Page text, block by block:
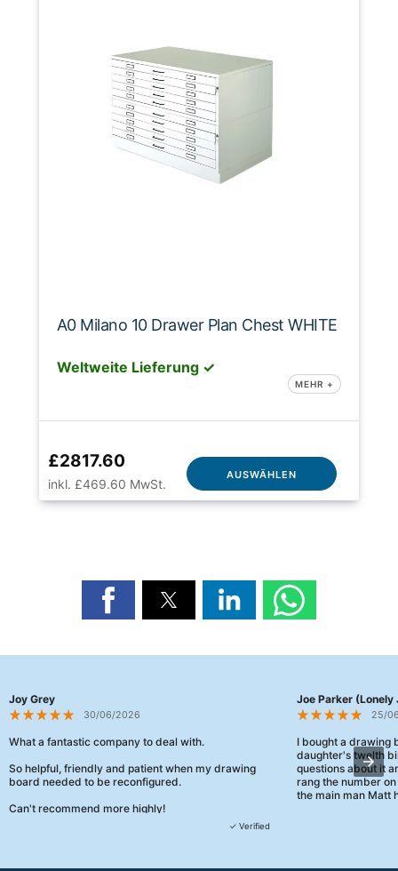
A0 Milano 10 Drawer Plan Chest WHITE
Weltweite Lieferung ✓
MEHR +
£2817.60
inkl. £469.60 MwSt.
AUSWÄHLEN
Joy Grey
30/06/2026
What a fantastic company to deal with.
So helpful, friendly and patient when my drawing
board needed to be reconfigured.
Can't recommend more highly!
✓ Verified
Joe Parker (Lonely
25/
I bought a drawing
daughter's twelth
questions about it
rang the number
the main man Matt